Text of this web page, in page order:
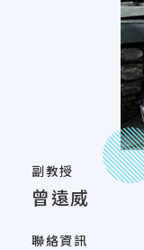
副教授
曾遠威
聯絡資訊